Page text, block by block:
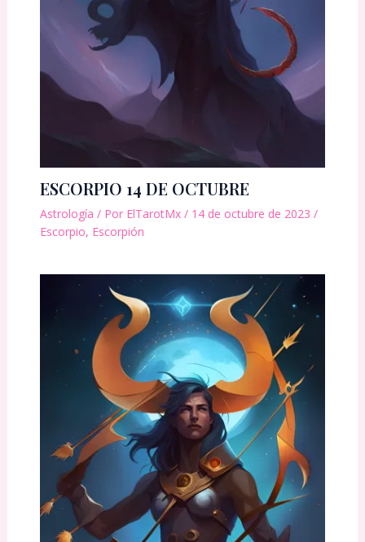
ESCORPIO 14 DE OCTUBRE
Astrología / Por ElTarotMx / 14 de octubre de 2023 /
Escorpio, Escorpión